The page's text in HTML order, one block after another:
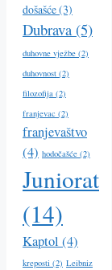
došašće(3)
Dubrava (5)
duhovne vježbe (2)
duhovnost (2)
filozofija (2)
franjevac (2)
franjevaštvo
(4) hodočašće (2)
Juniorat
(14)
Kaptol (4)
kreposti (2) Leibniz